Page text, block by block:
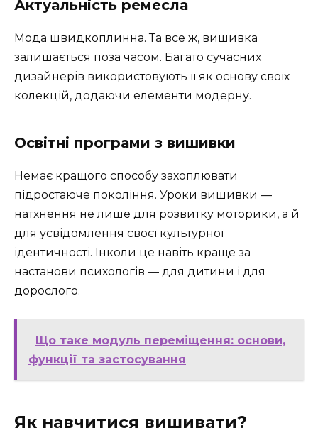
Актуальність ремесла
Мода швидкоплинна. Та все ж, вишивка
залишається поза часом. Багато сучасних
дизайнерів використовують її як основу своїх
колекцій, додаючи елементи модерну.
Освітні програми з вишивки
Немає кращого способу захоплювати
підростаюче покоління. Уроки вишивки —
натхнення не лише для розвитку моторики, а й
для усвідомлення своєї культурної
ідентичності. Інколи це навіть краще за
настанови психологів — для дитини і для
дорослого.
Що таке модуль переміщення: основи,
функції та застосування
Як навчитися вишивати?